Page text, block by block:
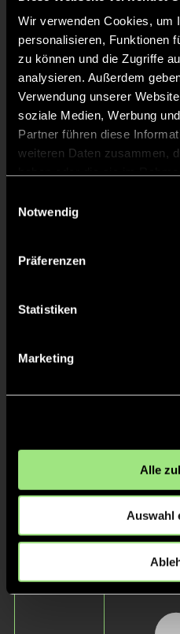
Wir verwenden Cookies, um
personalisieren, Funktionen
zu können und die Zugriffe
analysieren. Außerdem
Verwendung unserer
soziale Medien, Werbung
Partner führen diese
weiteren Daten zusammen,
Notwendig
Präferenzen
Statistiken
Marketing
Alle
Auswahl
Josefine
B.
Lotte
W.
M.
Staff